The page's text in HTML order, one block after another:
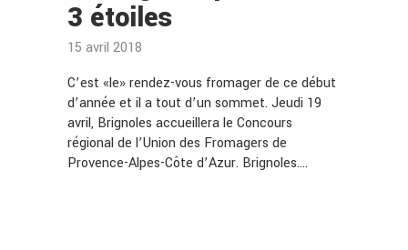
3 étoiles
15 avril 2018
C’est «le» rendez-vous fromager de ce début
d’année et il a tout d’un sommet. Jeudi 19
avril, Brignoles accueillera le Concours
régional de l’Union des Fromagers de
Provence-Alpes-Côte d’Azur. Brignoles.…